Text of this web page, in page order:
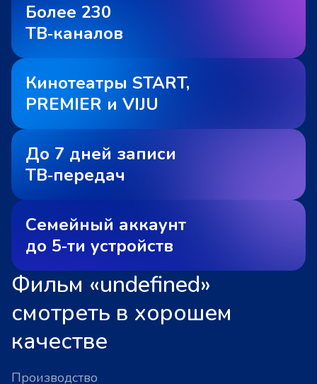
Более 230
ТВ‑каналов
Кинотеатры START,
PREMIER и VIJU
До 7 дней записи
ТВ‑передач
Семейный аккаунт
до 5‑ти устройств
Фильм «undefined»
смотреть в хорошем
качестве
Производство